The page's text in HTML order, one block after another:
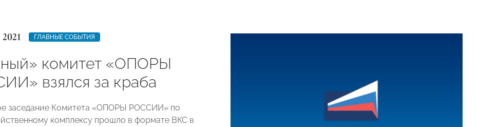
ГЛАВНЫЕ СОБЫТИЯ
комитет «ОПОРЫ
взялся за краба
заседание Комитета «ОПОРЫ РОССИИ» по
комплексу прошло в формате ВКС в